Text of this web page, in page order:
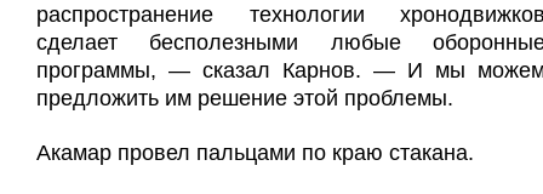
распространение технологии
сделает бесполезными любые
программы, — сказал Карнов. — И мы
предложить им решение этой проблемы.
Акамар провел пальцами по краю стакана.